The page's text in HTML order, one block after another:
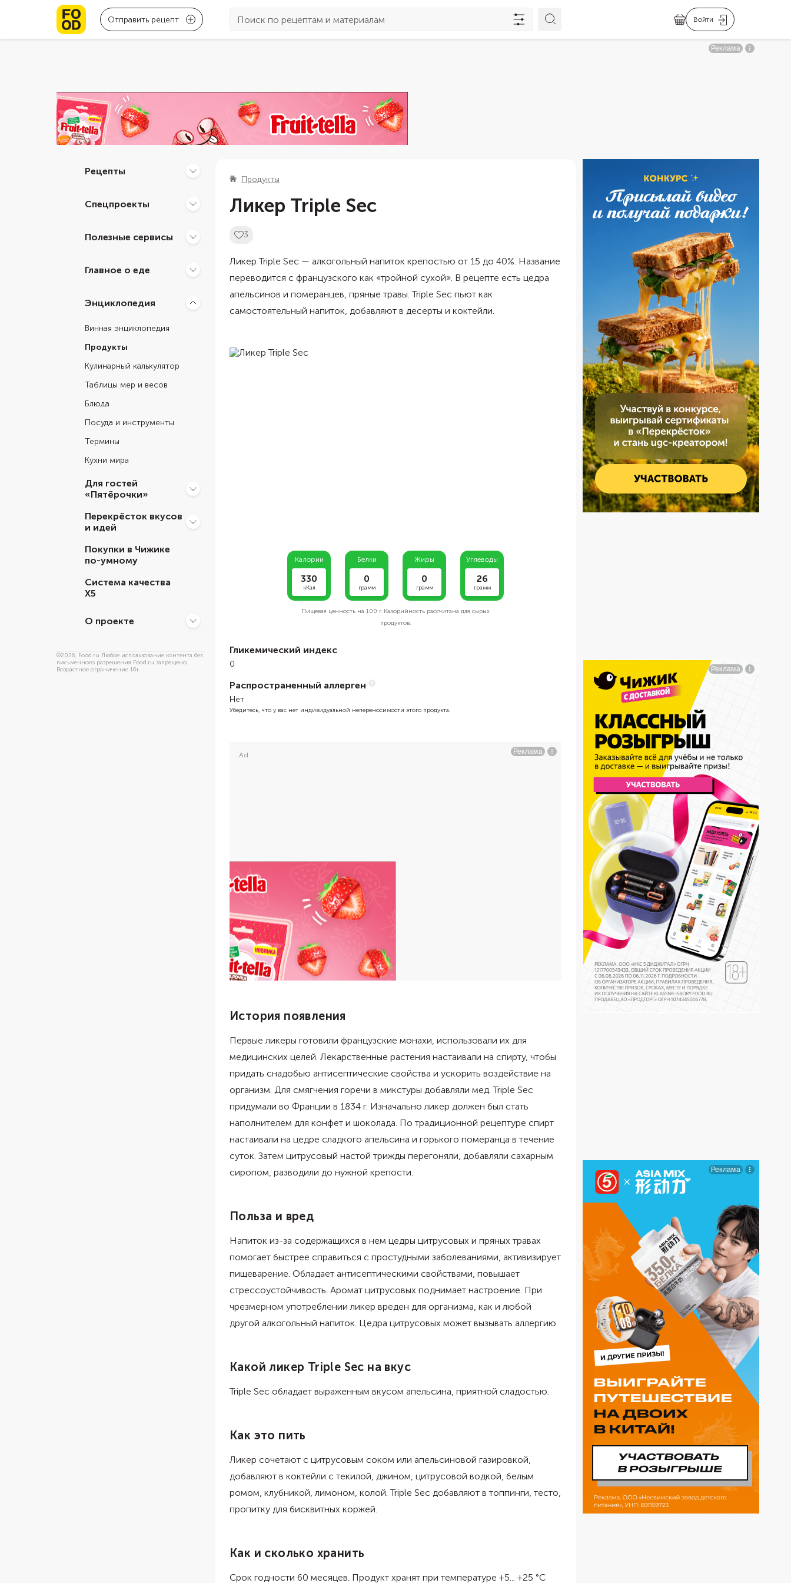
Отправить рецепт Войти
Рецепты
Спецпроекты
Полезные сервисы
Главное о еде
Энциклопедия
Винная энциклопедия
Продукты
Кулинарный калькулятор
Таблицы мер и весов
Блюда
Посуда и инструменты
Термины
Кухни мира
Для гостей
«Пятёрочки»
Перекрёсток вкусов
и идей
Покупки в Чижике
по-умному
Система качества
Х5
О проекте
©2026, Food.ru Любое использование контента без
письменного разрешения Food.ru запрещено.
Возрастное ограничение 16+
Продукты
Ликер Triple Sec
3
Ликер Triple Sec — алкогольный напиток крепостью от 15 до 40%. Название
переводится с французского как «тройной сухой». В рецепте есть цедра
апельсинов и померанцев, пряные травы. Triple Sec пьют как
самостоятельный напиток, добавляют в десерты и коктейли.
Калории
330
кКал
Белки
0
грамм
Жиры
0
грамм
Углеводы
26
грамм
Пищевая ценность на 100 г. Калорийность рассчитана для сырых
продуктов.
Гликемический индекс
0
Распространенный аллерген
Нет
Убедитесь, что у вас нет индивидуальной непереносимости этого продукта.
Ad
История появления
Первые ликеры готовили французские монахи, использовали их для
медицинских целей. Лекарственные растения настаивали на спирту, чтобы
придать снадобью антисептические свойства и ускорить воздействие на
организм. Для смягчения горечи в микстуры добавляли мед. Triple Sec
придумали во Франции в 1834 г. Изначально ликер должен был стать
наполнителем для конфет и шоколада. По традиционной рецептуре спирт
настаивали на цедре сладкого апельсина и горького померанца в течение
суток. Затем цитрусовый настой трижды перегоняли, добавляли сахарным
сиропом, разводили до нужной крепости.
Польза и вред
Напиток из-за содержащихся в нем цедры цитрусовых и пряных травах
помогает быстрее справиться с простудными заболеваниями, активизирует
пищеварение. Обладает антисептическими свойствами, повышает
стрессоустойчивость. Аромат цитрусовых поднимает настроение. При
чрезмерном употреблении ликер вреден для организма, как и любой
другой алкогольный напиток. Цедра цитрусовых может вызывать аллергию.
Какой ликер Triple Sec на вкус
Triple Sec обладает выраженным вкусом апельсина, приятной сладостью.
Как это пить
Ликер сочетают с цитрусовым соком или апельсиновой газировкой,
добавляют в коктейли с текилой, джином, цитрусовой водкой, белым
ромом, клубникой, лимоном, колой. Triple Sec добавляют в топпинги, тесто,
пропитку для бисквитных коржей.
Как и сколько хранить
Срок годности 60 месяцев. Продукт хранят при температуре +5... +25 °C